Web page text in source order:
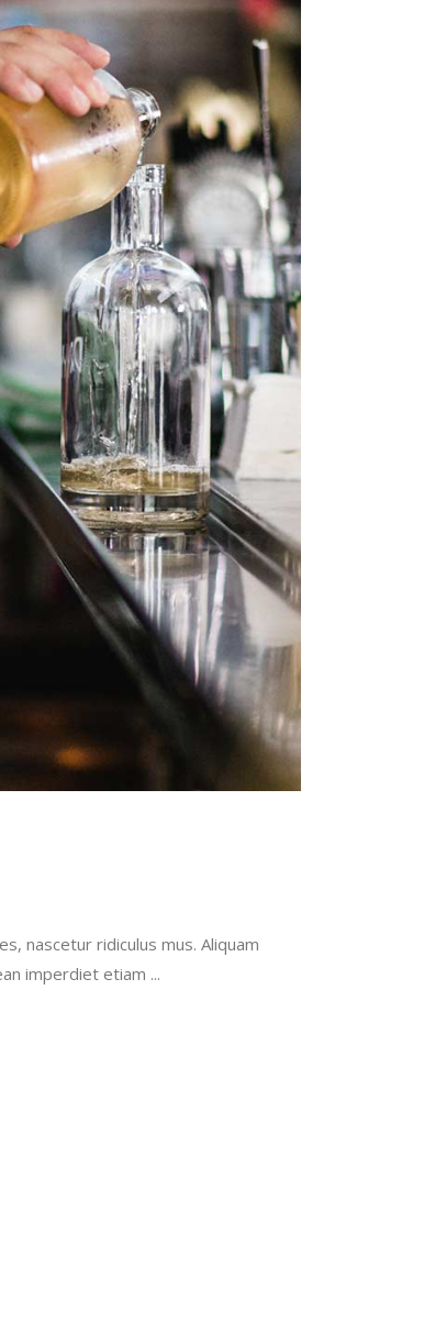
nascetur ridiculus mus. Aliquam
imperdiet etiam